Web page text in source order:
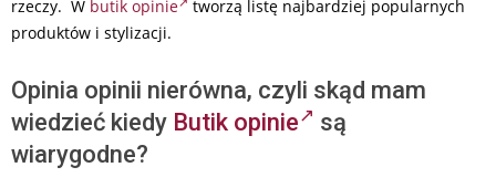
rzeczy. W butik opinie
tworzą listę najbardziej popularnych
produktów i stylizacji.
Opinia opinii nierówna, czyli skąd mam
wiedzieć kiedy Butik opinie
są
wiarygodne?